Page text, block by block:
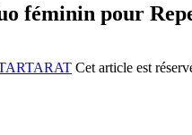
féminin pour
Cet article est